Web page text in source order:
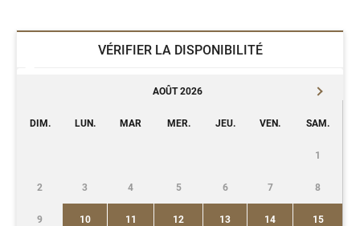
VÉRIFIER LA DISPONIBILITÉ
AOÛT 2026
DIM. LUN. MAR MER. JEU. VEN. SAM.
1
2 3 4 5 6 7 8
9 10 11 12 13 14 15